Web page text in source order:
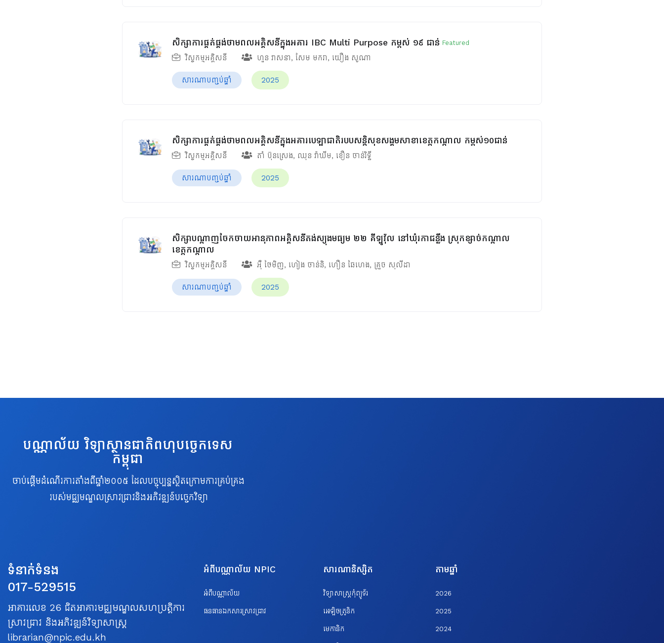
សិក្សាការផ្គត់ផ្គង់ថាមពលអគ្គិសនីក្នុងអគារ IBC Multi Purpose កម្ពស់ ១៩ ជាន់ Featured
វិស្វកម្មអគ្គិសនី ហួន​ វាសនា, សែម មករា, យឿង សូណា
សារណាបញ្ចប់ឆ្នាំ 2025
សិក្សាការផ្គត់ផ្គង់ថាមពលអគ្គិសនីក្នុងអគារបេឡាជាតិរបបសន្តិសុខ​សង្គមសាខាខេត្តកណ្តាល កម្ពស់១០ជាន់
វិស្វកម្មអគ្គិសនី តាំ ប៊ុនស្រេង, ឈុន វ៉ាឃីម​, ខឿន ចាន់រិទ្ធី​
សារណាបញ្ចប់ឆ្នាំ 2025
សិក្សាបណ្តាញចែកចាយអានុភាពអគ្គិសនីតង់ស្យុងមធ្យម ២២ គីឡូវ៉ុល នៅឃុំរកាជន្លឹង ស្រុកខ្សាច់កណ្ដាល
ខេត្តកណ្ដាល
វិស្វកម្មអគ្គិសនី អ៊ឺ ថៃមិញ, ហៀង ចាន់និ, ហឿន ឆៃហេង, គ្រួច សុលីដា
សារណាបញ្ចប់ឆ្នាំ 2025
បណ្ណាល័យ វិទ្យាស្ថានជាតិពហុបច្ចេកទេស
កម្ពុជា
ចាប់ផ្តើមដំណើរការតាំងពីឆ្នាំ២០០៥ ដែលបច្ចុប្បន្នស្ថិតក្រោមការគ្រប់គ្រង
របស់មជ្ឈមណ្ឌលស្រាវជ្រាវនិងអភិវឌ្ឍន៍បច្ចេកវិទ្យា
ទំនាក់ទំនង
017-529515
អាគារលេខ 26 ជិតអាគារមជ្ឈមណ្ឌលសហប្រត្តិការ
ស្រាវជ្រាវ និងអភិវឌ្ឍន៍វិទ្យាសាស្ត្រ
librarian@npic.edu.kh
អំពីបណ្ណាល័យ NPIC
អំពីបណ្ណាល័យ
ធនធានឯកសារស្រាវជ្រាវ
សារណានិស្សិត
វិទ្យាសាស្ត្រកុំព្យូទ័រ
អេឡិចត្រូនិក
មេកានិក
តាមឆ្នាំ
2026
2025
2024